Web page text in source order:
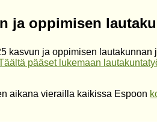
ja oppimisen
kasvun ja oppimisen
pääset lukemaan
aikana vierailla kaikissa Espoon